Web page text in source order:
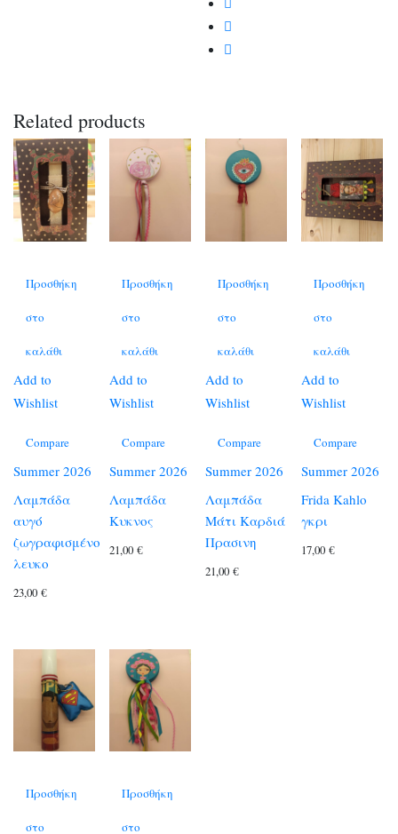
Related products
Προσθήκη
στο
καλάθι
Add to
Wishlist
Compare
Summer 2026
Λαμπάδα
αυγό
ζωγραφισμένο
λευκο
23,00 €
Προσθήκη
στο
καλάθι
Add to
Wishlist
Compare
Summer 2026
Λαμπάδα
Κυκνος
21,00€
Προσθήκη
στο
καλάθι
Add to
Wishlist
Compare
Summer 2026
Λαμπάδα
Μάτι Καρδιά
Πρασινη
21,00€
Προσθήκη
στο
καλάθι
Add to
Wishlist
Compare
Summer 2026
Frida Kahlo
γκρι
17,00€
Προσθήκη
στο
Προσθήκη
στο